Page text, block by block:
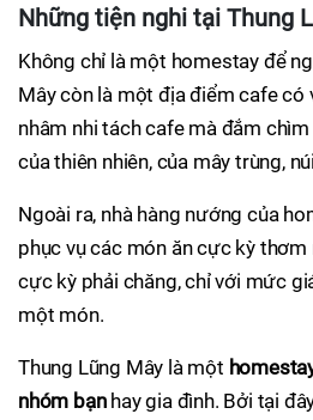
Những tiện nghi tại Thung
Không chỉ là một homestay để
Mây còn là một địa điểm cafe có
nhâm nhi tách cafe mà đắm
của thiên nhiên, của mây trùng,
Ngoài ra, nhà hàng nướng của
phục vụ các món ăn cực kỳ
cực kỳ phải chăng, chỉ với mức
một món.
Thung Lũng Mây là một
nhóm bạnhay gia đình. Bởi tại